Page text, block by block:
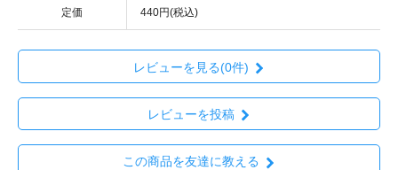
定価 440円(税込)
レビューを見る(0件)
レビューを投稿
この商品を友達に教える